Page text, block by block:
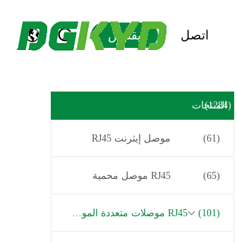
اتصل يقتبس
المنتجات(1284)
موصل إيثرنت RJ45 (61)
RJ45 موصل محمية (65)
RJ45 موصلات متعددة الموصل (101)